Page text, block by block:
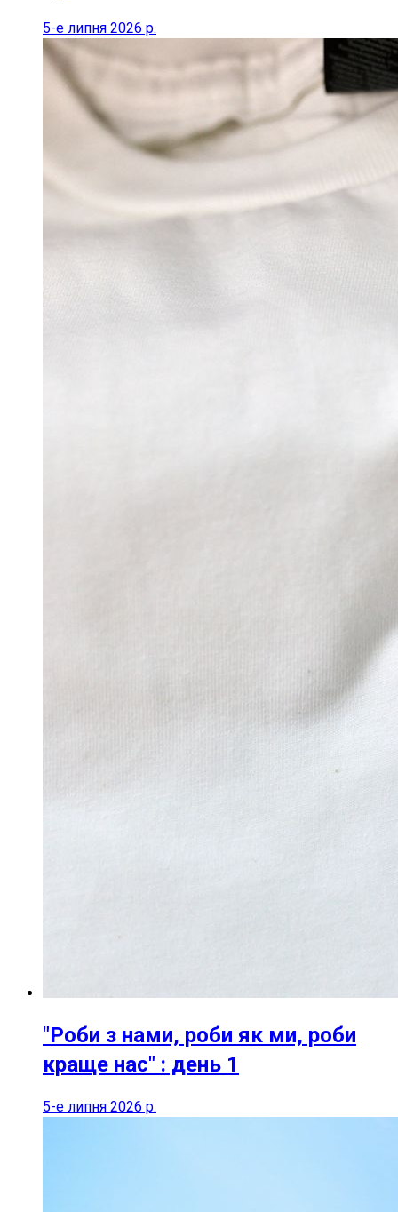
5-е липня 2026 р.
"Роби з нами, роби як ми, роби
краще нас" : день 1
5-е липня 2026 р.